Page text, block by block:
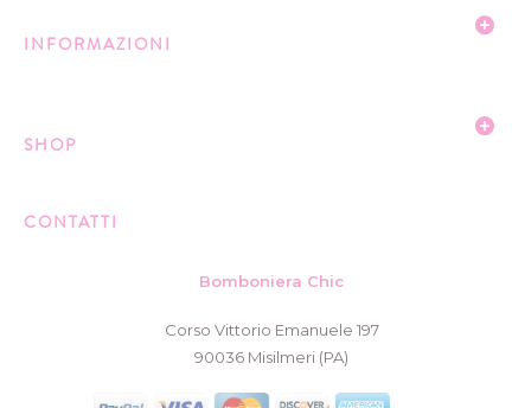
INFORMAZIONI
SHOP
CONTATTI
Bomboniera Chic
Corso Vittorio Emanuele 197
90036 Misilmeri (PA)